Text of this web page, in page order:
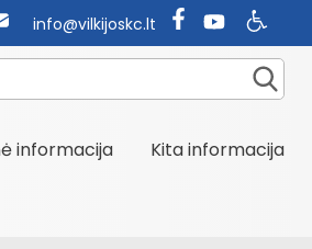
info@vilkijoskc.lt
informacija Kita informacija